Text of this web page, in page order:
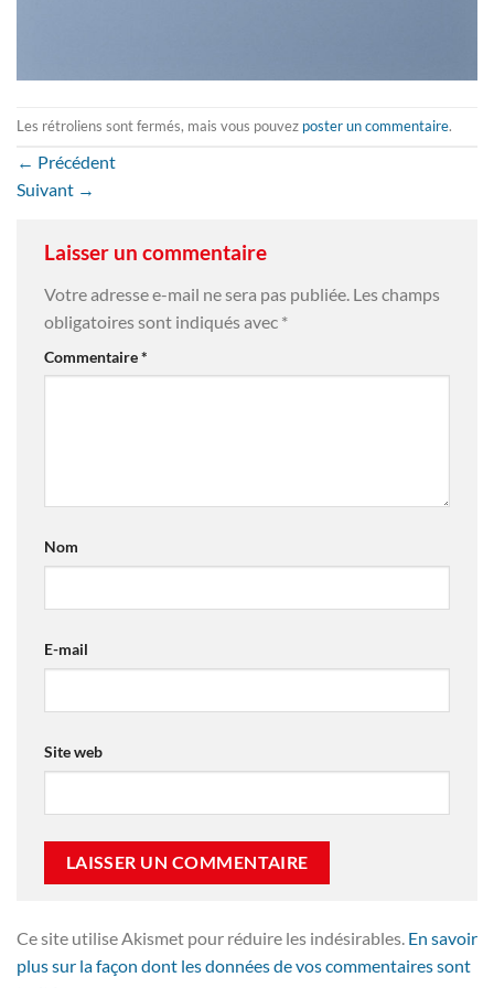
Les rétroliens sont fermés, mais vous pouvez poster un commentaire.
← Précédent
Suivant →
Laisser un commentaire
Votre adresse e-mail ne sera pas publiée. Les champs
obligatoires sont indiqués avec *
Commentaire*
Nom
E-mail
Site web
Ce site utilise Akismet pour réduire les indésirables. En savoir
plus sur la façon dont les données de vos commentaires sont